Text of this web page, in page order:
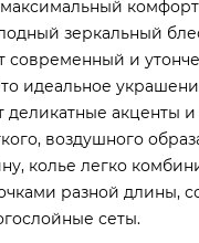
зеркальный
современный и
идеальное
деликатные акценты
воздушного
колье легко
разной длины,
сеты.